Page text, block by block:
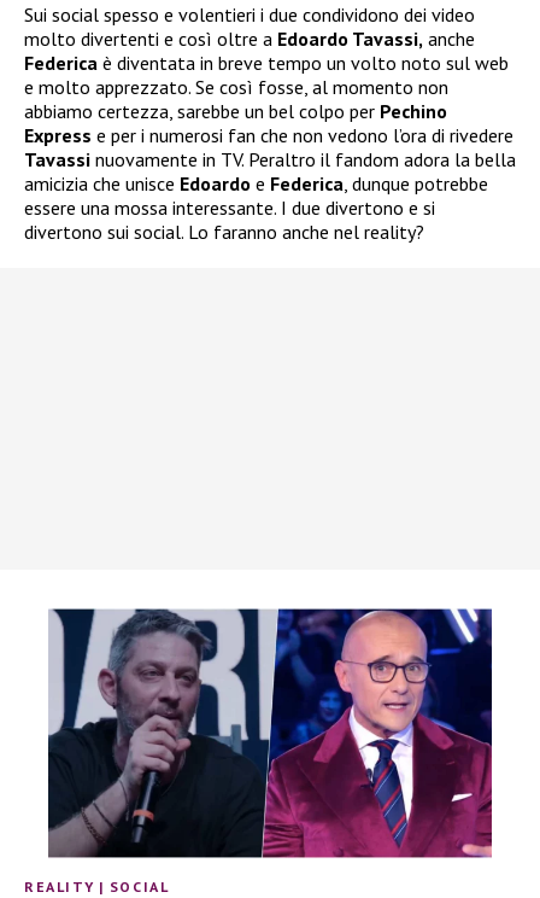
Sui social spesso e volentieri i due condividono dei video
molto divertenti e così oltre a Edoardo Tavassi, anche
Federica è diventata in breve tempo un volto noto sul web
e molto apprezzato. Se così fosse, al momento non
abbiamo certezza, sarebbe un bel colpo per Pechino
Express e per i numerosi fan che non vedono l’ora di rivedere
Tavassi nuovamente in TV. Peraltro il fandom adora la bella
amicizia che unisce Edoardo e Federica , dunque potrebbe
essere una mossa interessante. I due divertono e si
divertono sui social. Lo faranno anche nel reality?
REALITY | SOCIAL